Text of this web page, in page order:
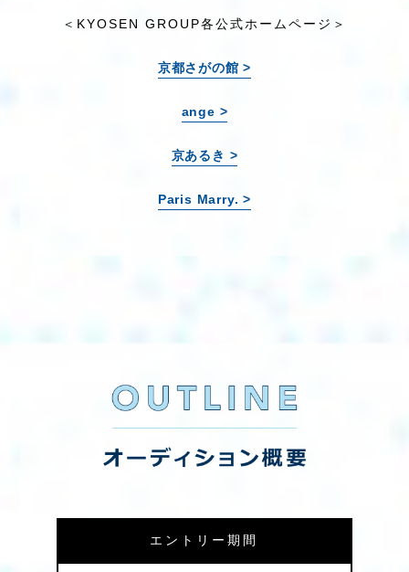
＜KYOSEN GROUP各公式ホームページ＞
京都さがの館 >
ange >
京あるき >
Paris Marry. >
エントリー期間